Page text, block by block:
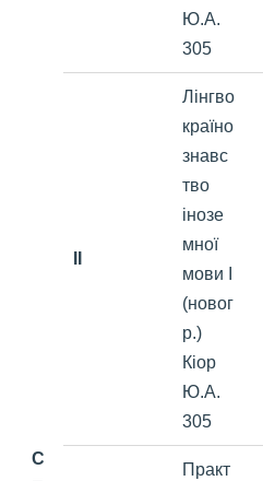
С
Ю.А.
305
Лінгво
країно
знавс
тво
інозе
мної
мови І
(новог
р.)
Кіор
Ю.А.
305
Практ